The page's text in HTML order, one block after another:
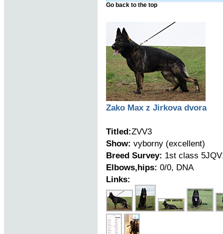
Go back to the top
Zako Max z Jirkova dvora
Titled:ZVV3
Show: vyborny (excellent)
Breed Survey: 1st class
Elbows,hips: 0/0, DNA
Links: